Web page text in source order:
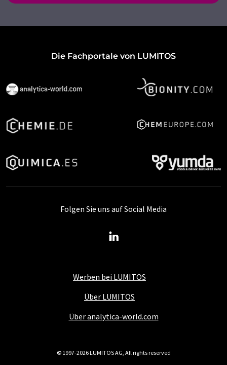
Die Fachportale von LUMITOS
Werben bei LUMITOS
Über LUMITOS
Über analytica-world.com
Folgen Sie uns auf Social Media
© 1997-2026 LUMITOS AG, All rights reserved